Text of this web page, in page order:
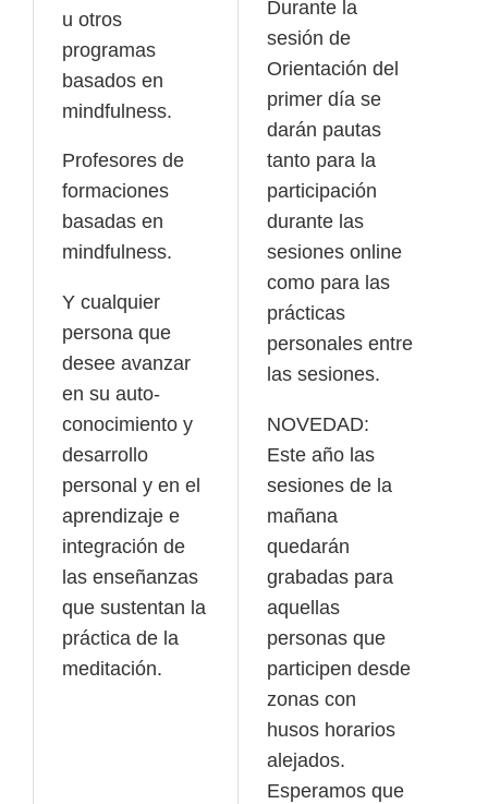
u otros
programas
basados en
mindfulness.
Profesores de
formaciones
basadas en
mindfulness.
Y cualquier
persona que
desee avanzar
en su auto-
conocimiento y
desarrollo
personal y en el
aprendizaje e
integración de
las enseñanzas
que sustentan la
práctica de la
meditación.
Durante la
sesión de
Orientación del
primer día se
darán pautas
tanto para la
participación
durante las
sesiones online
como para las
prácticas
personales entre
las sesiones.
NOVEDAD:
Este año las
sesiones de la
mañana
quedarán
grabadas para
aquellas
personas que
participen desde
zonas con
husos horarios
alejados.
Esperamos que